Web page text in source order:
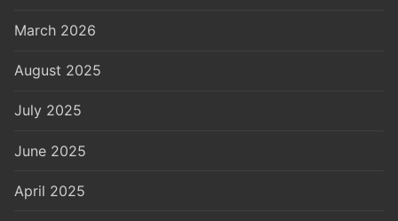
March 2026
August 2025
July 2025
June 2025
April 2025